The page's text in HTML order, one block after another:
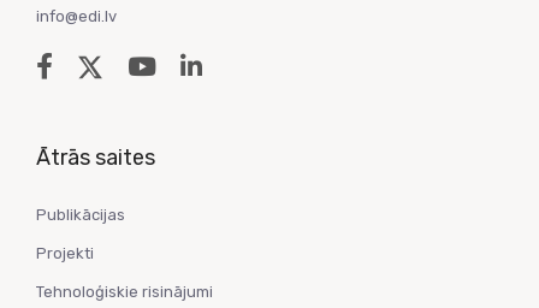
info@edi.lv
Ātrās saites
Publikācijas
Projekti
Tehnoloģiskie risinājumi